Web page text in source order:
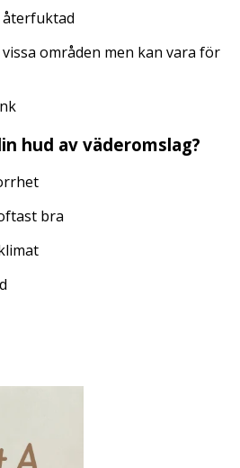
återfuktad
områden men kan vara för
hud av väderomslag?
bra